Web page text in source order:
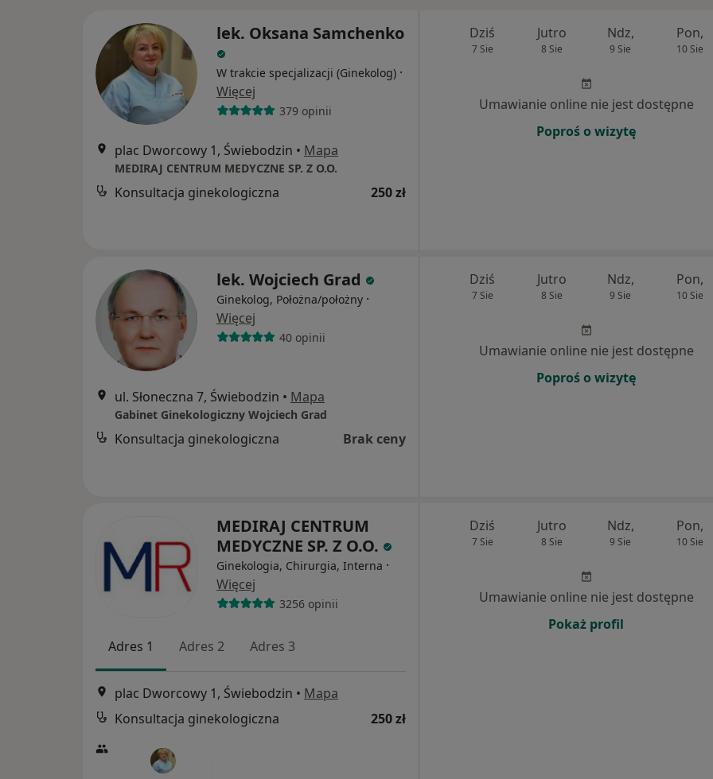
lek. Oksana Samchenko
W trakcie specjalizacji (Ginekolog) ·
Więcej
379 opinii
plac Dworcowy 1, Świebodzin • Mapa
MEDIRAJ CENTRUM MEDYCZNE SP. Z O.O.
Konsultacja ginekologiczna 250 zł
Dziś
7 Sie
Jutro
8 Sie
Ndz,
9 Sie
Pon,
10 Sie
Umawianie online nie jest dostępne
Poproś o wizytę
lek. Wojciech Grad
Ginekolog, Położna/położny ·
Więcej
40 opinii
ul. Słoneczna 7, Świebodzin • Mapa
Gabinet Ginekologiczny Wojciech Grad
Konsultacja ginekologiczna Brak ceny
Dziś
7 Sie
Jutro
8 Sie
Ndz,
9 Sie
Pon,
10 Sie
Umawianie online nie jest dostępne
Poproś o wizytę
MEDIRAJ CENTRUM
MEDYCZNE SP. Z O.O.
Ginekologia, Chirurgia, Interna ·
Więcej
3256 opinii
Adres 1 Adres 2 Adres 3
plac Dworcowy 1, Świebodzin • Mapa
Konsultacja ginekologiczna
250 zł
Dziś
7 Sie
Jutro
8 Sie
Ndz,
9 Sie
Pon,
10 Sie
Umawianie online nie jest dostępne
Pokaż profil